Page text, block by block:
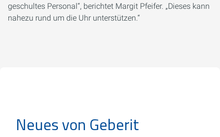
geschultes Personal “, berichtet Margit Pfeifer. „Dieses kann
nahezu rund um die Uhr unterstützen.“
Neues von Geberit